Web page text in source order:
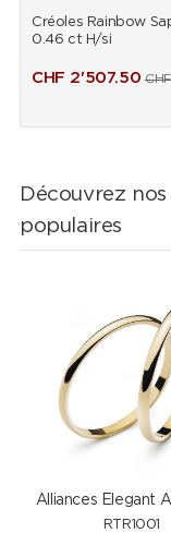
Créoles Rainbow
0.46 ct H/si
CHF 2'507.50 CHF
Découvrez
populaires
Alliances Elegant
RTR1001